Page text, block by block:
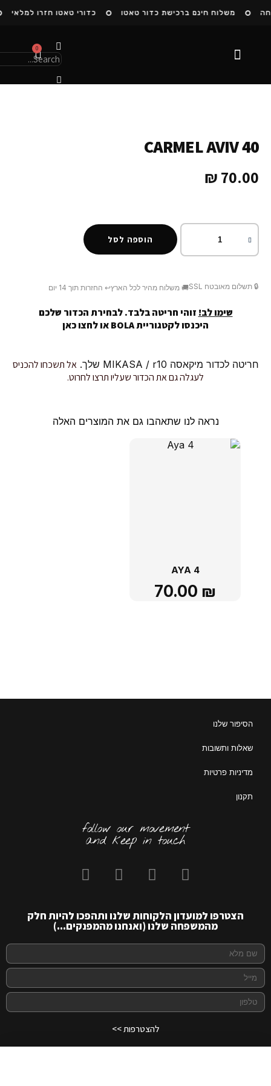
משלוח חינם ברכישת כדור טאטו כדורי טאטו חזרו למלאי
0
CARMEL AVIV 40
70.00
₪
הוספה לסל
🔒 תשלום מאובטח SSL 🚚 משלוח מהיר לכל הארץ↩️ החזרות תוך 14 יום
שימו לב! זוהי חריטה בלבד. לבחירת הכדור שלכם
היכנסו לקטגוריית BOLA או
לחצו כאן
חריטה לכדור מיקאסה MIKASA / r10 שלך.
אל תשכחו להכניס
לעגלה גם את הכדור שעליו תרצו לחרוט.
נראה לנו שתאהבו גם את המוצרים האלה
AYA 4
70.00 ₪
הסיפור שלנו
שאלות ותשובות
מדיניות פרטיות
תקנון
follow our movement
and keep in touch
הצטרפו למועדון הלקוחות שלנו ותהפכו להיות חלק
מהמשפחה שלנו (ואנחנו מהמפנקים...)
להצטרפות >>